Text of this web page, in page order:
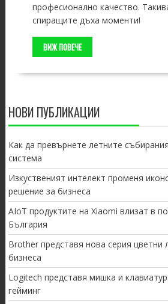
професионално качество.
спиращите дъха моменти!
ВИЖ ПОВЕЧЕ
НОВИ ПУБЛИКАЦИИ
Как да превърнете летните
система
Изкуственият интелект променя
решение за бизнеса
AIoT продуктите на Xiaomi влизат в
България
Brother представя нова серия цветни
бизнеса
Logitech представя мишка и
гейминг